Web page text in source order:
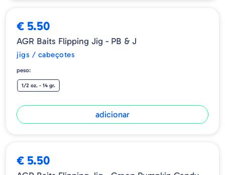
€ 5.50
AGR Baits Flipping Jig - PB & J
jigs / cabeçotes
peso:
1/2 oz. - 14 gr.
adicionar
€ 5.50